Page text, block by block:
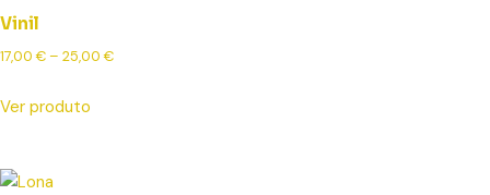
Vinil
17,00€ – 25,00€
Ver produto